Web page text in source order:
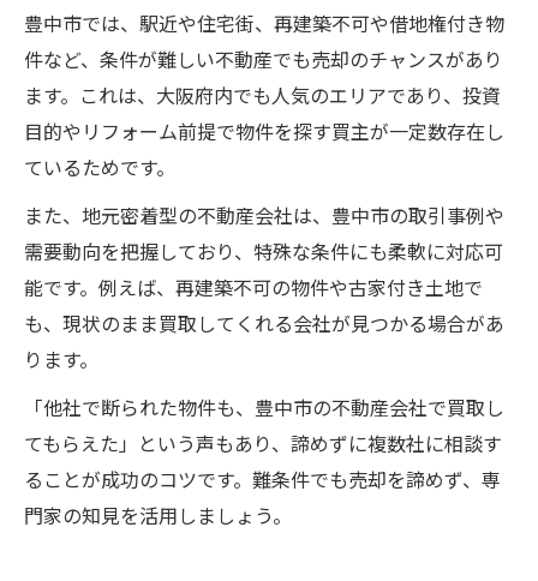
豊中市では、駅近や住宅街、再建築不可や借地権付き物
件など、条件が難しい不動産でも売却のチャンスがあり
ます。これは、大阪府内でも人気のエリアであり、投資
目的やリフォーム前提で物件を探す買主が一定数存在し
ているためです。
また、地元密着型の不動産会社は、豊中市の取引事例や
需要動向を把握しており、特殊な条件にも柔軟に対応可
能です。例えば、再建築不可の物件や古家付き土地で
も、現状のまま買取してくれる会社が見つかる場合があ
ります。
「他社で断られた物件も、豊中市の不動産会社で買取し
てもらえた」という声もあり、諦めずに複数社に相談す
ることが成功のコツです。難条件でも売却を諦めず、専
門家の知見を活用しましょう。